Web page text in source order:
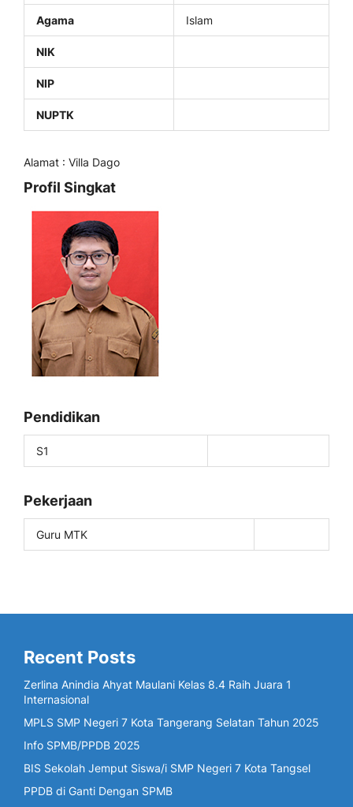
Agama Islam
NIK
NIP
NUPTK
Alamat : Villa Dago
Profil Singkat
Pendidikan
S1
Pekerjaan
Guru MTK
Recent Posts
Zerlina Anindia Ahyat Maulani Kelas 8.4 Raih Juara 1
Internasional
MPLS SMP Negeri 7 Kota Tangerang Selatan Tahun 2025
Info SPMB/PPDB 2025
BIS Sekolah Jemput Siswa/i SMP Negeri 7 Kota Tangsel
PPDB di Ganti Dengan SPMB